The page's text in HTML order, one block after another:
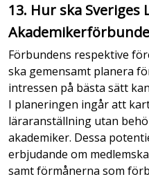
13. Hur ska Sveriges
Förbundens respektive
ska gemensamt planera
intressen på bästa sätt
I planeringen ingår att
läraranställning utan
akademiker. Dessa
erbjudande om
samt förmånerna som